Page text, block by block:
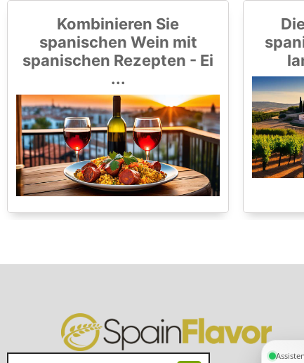
Kombinieren Sie
spanischen Wein mit
spanischen Rezepten - Ei
...